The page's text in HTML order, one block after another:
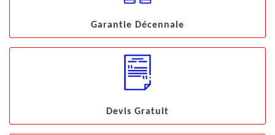
Garantie Décennale
Devis Gratuit